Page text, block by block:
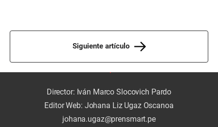
Siguiente artículo
Director: Iván Marco Slocovich Pardo
Editor Web: Johana Liz Ugaz Oscanoa
johana.ugaz@prensmart.pe